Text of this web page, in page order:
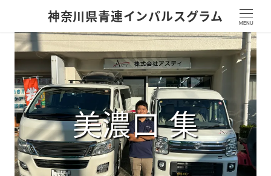
神奈川県青連インパルスグラム MENU
美濃口 集